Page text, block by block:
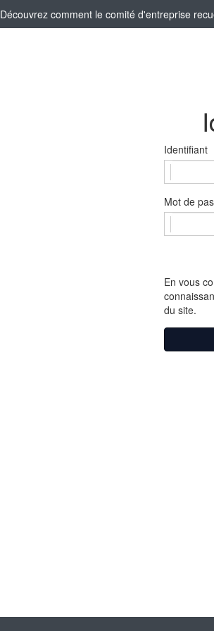
Découvrez comment le comité d'entreprise
Identifiant
Mot de
En vous
du site.